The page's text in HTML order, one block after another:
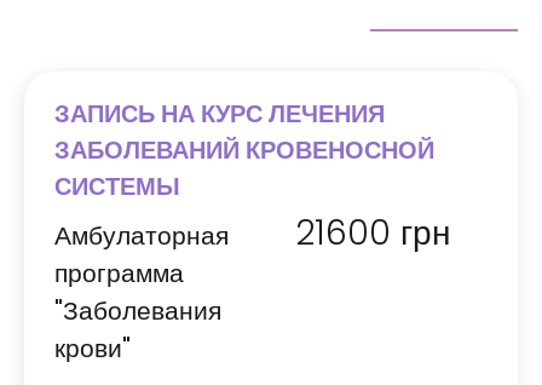
ЗАПИСЬ НА КУРС ЛЕЧЕНИЯ
ЗАБОЛЕВАНИЙ КРОВЕНОСНОЙ
СИСТЕМЫ
Амбулаторная
программа
"Заболевания
крови"
21600 грн